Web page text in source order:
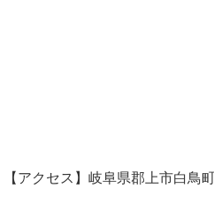
【アクセス】岐阜県郡上市白鳥